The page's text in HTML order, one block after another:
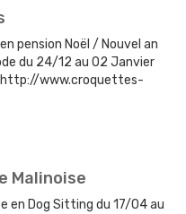
pension Noël / Nouvel an
du 24/12 au 02 Janvier
http://www.croquettes-
Malinoise
en Dog Sitting du 17/04 au